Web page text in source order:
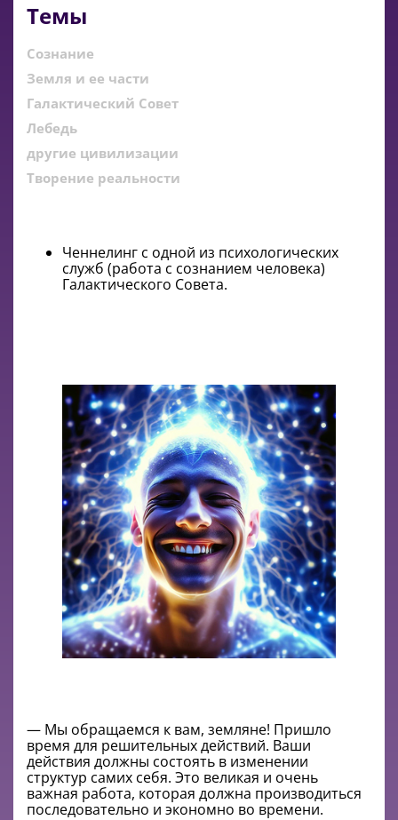
Темы
Сознание
Земля и ее части
Галактический Совет
Лебедь
другие цивилизации
Творение реальности
Ченнелинг с одной из психологических
служб (работа с сознанием человека)
Галактического Совета.
— Мы обращаемся к вам, земляне! Пришло
время для решительных действий. Ваши
действия должны состоять в изменении
структур самих себя. Это великая и очень
важная работа, которая должна производиться
последовательно и экономно во времени.